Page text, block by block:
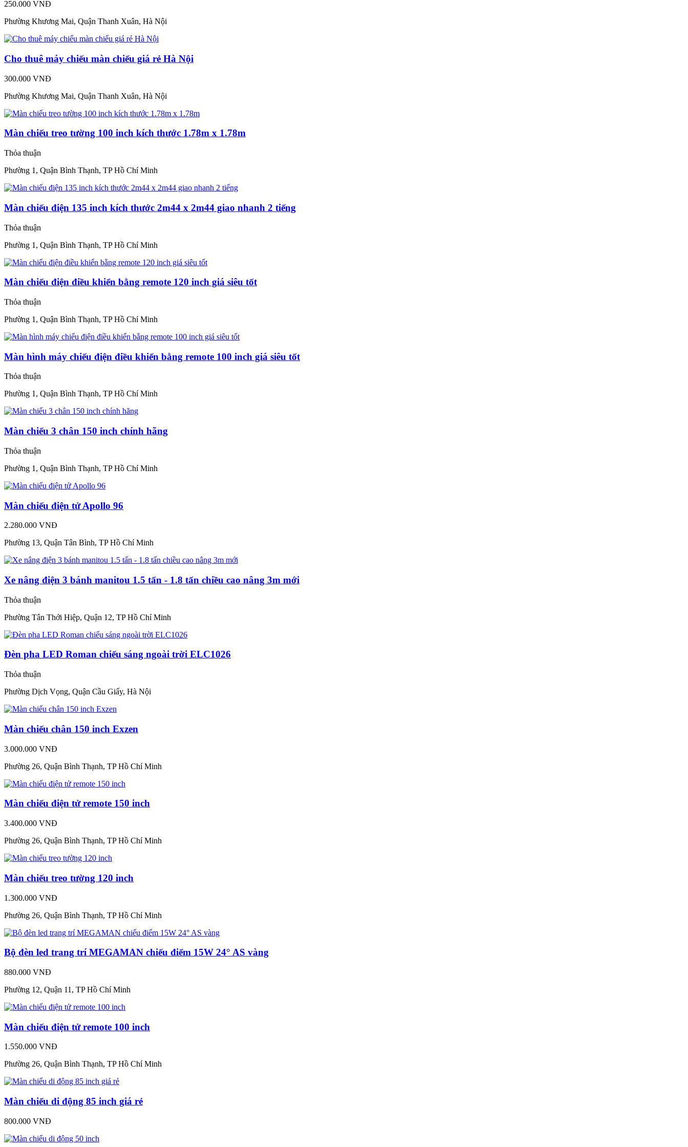
250.000 VNĐ
Phường Khương Mai, Quận Thanh Xuân, Hà Nội
Cho thuê máy chiếu màn chiếu giá rẻ Hà Nội
300.000 VNĐ
Phường Khương Mai, Quận Thanh Xuân, Hà Nội
Màn chiếu treo tường 100 inch kích thước 1.78m x 1.78m
Thỏa thuận
Phường 1, Quận Bình Thạnh, TP Hồ Chí Minh
Màn chiếu điện 135 inch kích thước 2m44 x 2m44 giao nhanh 2 tiếng
Thỏa thuận
Phường 1, Quận Bình Thạnh, TP Hồ Chí Minh
Màn chiếu điện điều khiển bằng remote 120 inch giá siêu tốt
Thỏa thuận
Phường 1, Quận Bình Thạnh, TP Hồ Chí Minh
Màn hình máy chiếu điện điều khiển bằng remote 100 inch giá siêu tốt
Thỏa thuận
Phường 1, Quận Bình Thạnh, TP Hồ Chí Minh
Màn chiếu 3 chân 150 inch chính hãng
Thỏa thuận
Phường 1, Quận Bình Thạnh, TP Hồ Chí Minh
Màn chiếu điện tử Apollo 96
2.280.000 VNĐ
Phường 13, Quận Tân Bình, TP Hồ Chí Minh
Xe nâng điện 3 bánh manitou 1.5 tấn - 1.8 tấn chiều cao nâng 3m mới
Thỏa thuận
Phường Tân Thới Hiệp, Quận 12, TP Hồ Chí Minh
Đèn pha LED Roman chiếu sáng ngoài trời ELC1026
Thỏa thuận
Phường Dịch Vọng, Quận Cầu Giấy, Hà Nội
Màn chiếu chân 150 inch Exzen
3.000.000 VNĐ
Phường 26, Quận Bình Thạnh, TP Hồ Chí Minh
Màn chiếu điện tử remote 150 inch
3.400.000 VNĐ
Phường 26, Quận Bình Thạnh, TP Hồ Chí Minh
Màn chiếu treo tường 120 inch
1.300.000 VNĐ
Phường 26, Quận Bình Thạnh, TP Hồ Chí Minh
Bộ đèn led trang trí MEGAMAN chiếu điểm 15W 24° AS vàng
880.000 VNĐ
Phường 12, Quận 11, TP Hồ Chí Minh
Màn chiếu điện tử remote 100 inch
1.550.000 VNĐ
Phường 26, Quận Bình Thạnh, TP Hồ Chí Minh
Màn chiếu di động 85 inch giá rẻ
800.000 VNĐ